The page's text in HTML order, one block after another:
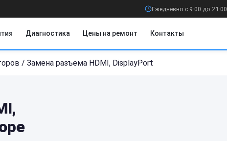
Ежедневно с 9:00 до 21:00
Диагностика Цены на ремонт Контакты
/ Замена разъема HDMI, DisplayPort